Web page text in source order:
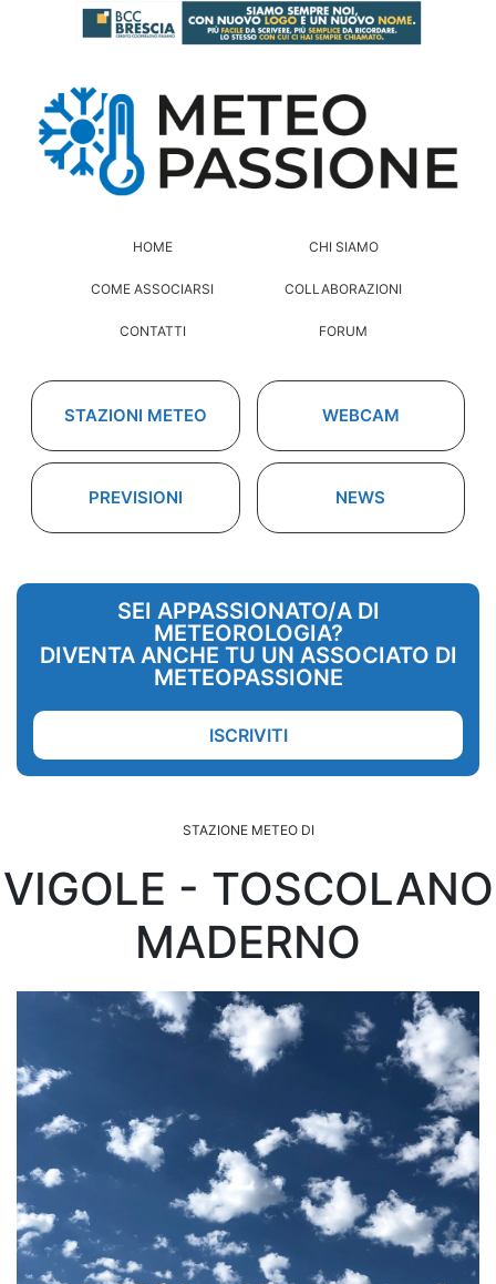
HOME CHI SIAMO
COME ASSOCIARSI COLLABORAZIONI
CONTATTI FORUM
STAZIONI METEO WEBCAM
PREVISIONI NEWS
SEI APPASSIONATO/A DI
METEOROLOGIA?
DIVENTA ANCHE TU UN ASSOCIATO DI
METEOPASSIONE
ISCRIVITI
STAZIONE METEO DI
VIGOLE - TOSCOLANO
MADERNO